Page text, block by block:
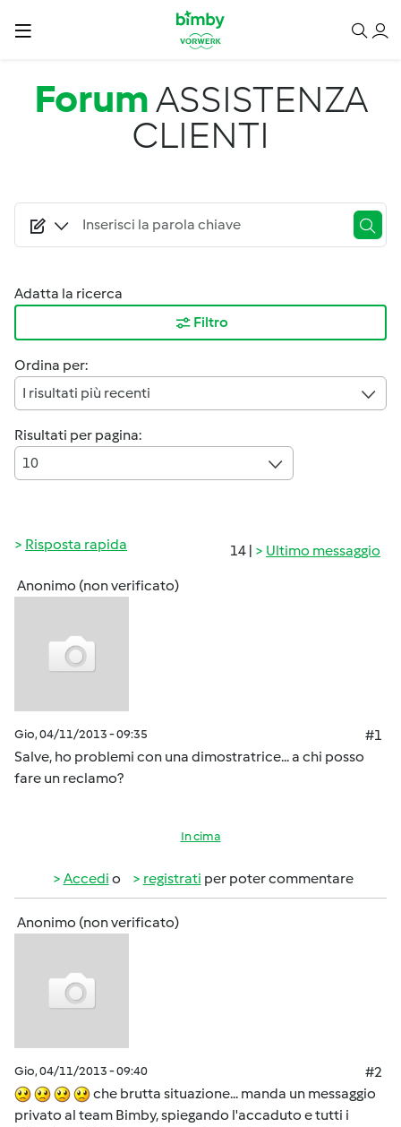
Salta al contenuto principale
ForumASSISTENZA
CLIENTI
Adatta la ricerca
Filtro
Ordina per:
I risultati più recenti
Risultati per pagina:
10
14 | Ultimo messaggio
Risposta rapida
Anonimo (non verificato)
Gio, 04/11/2013 - 09:35
#1
Salve, ho problemi con una dimostratrice... a chi posso
fare un reclamo?
In cima
Accedi o registrati per poter commentare
Anonimo (non verificato)
Gio, 04/11/2013 - 09:40
#2
che brutta situazione... manda un messaggio
privato al team Bimby, spiegando l'accaduto e tutti i